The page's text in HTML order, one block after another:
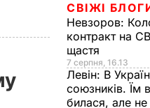
СВІЖІ
Невзоров:
контракт на
щастя
7 серпня, 16.13
Левін: В
союзників. Їм
билася, але